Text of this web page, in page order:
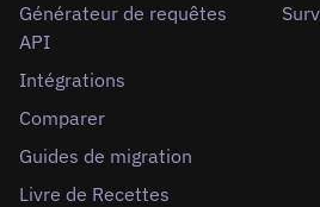
Générateur de requêtes
API
Intégrations
Comparer
Guides de migration
Livre de Recettes